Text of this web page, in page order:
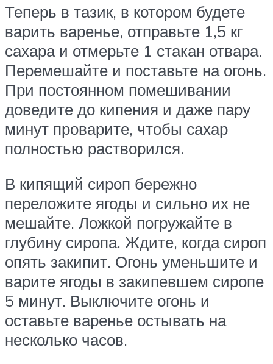
Теперь в тазик, в котором будете
варить варенье, отправьте 1,5 кг
сахара и отмерьте 1 стакан отвара.
Перемешайте и поставьте на огонь.
При постоянном помешивании
доведите до кипения и даже пару
минут проварите, чтобы сахар
полностью растворился.
В кипящий сироп бережно
переложите ягоды и сильно их не
мешайте. Ложкой погружайте в
глубину сиропа. Ждите, когда сироп
опять закипит. Огонь уменьшите и
варите ягоды в закипевшем сиропе
5 минут. Выключите огонь и
оставьте варенье остывать на
несколько часов.